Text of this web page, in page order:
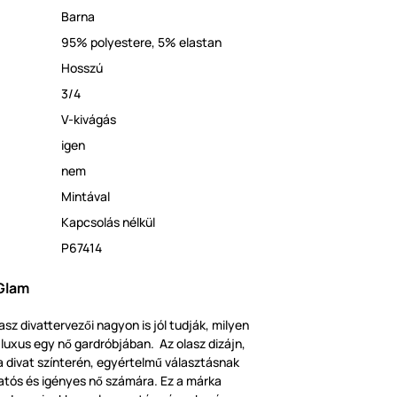
Barna
95% polyestere, 5% elastan
Hosszú
3/4
V-kivágás
igen
nem
Mintával
​Kapcsolás nélkül
P67414
divattervezői nagyon is jól tudják, milyen
egy nő gardróbjában. Az olasz dizájn,
divat színterén, egyértelmű választásnak
és igényes nő számára. Ez a márka